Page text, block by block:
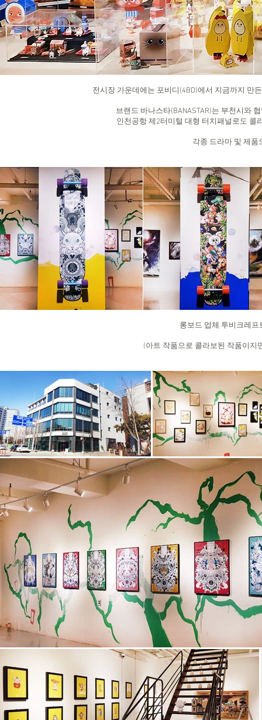
전시장 가운데에는 포비디(4BD)에서 지금까지 만
브랜드 바나스타(BANASTAR)는 부천시와
인천공항 제2터미털 대형 터치패널로도 콜
각종 드라마 및 제품
롱보드 업체 투비크레프
​(아트 작품으로 콜라보된 작품이지